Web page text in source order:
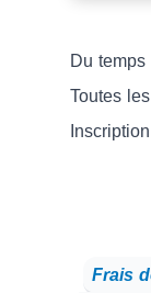
Du
Toutes
Frais